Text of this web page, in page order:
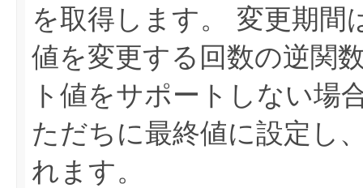
を取得します。
変更期間
値を変更する回数の逆関
ト値をサポートしない場
ただちに最終値に設定し
れます。